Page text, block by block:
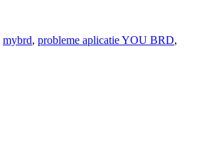
mybrd, probleme aplicatie YOU BRD,